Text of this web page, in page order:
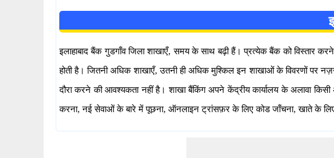
इलाहाबाद बैंक गुडगाँव जिला शाखाएँ, समय के साथ बढ़ी हैं। प्रत्येक बैंक को विस्तार
होती है। जितनी अधिक शाखाएँ, उतनी ही अधिक मुश्किल इन शाखाओं के विवरणों पर
दौरा करने की आवश्यकता नहीं है। शाखा बैंकिंग अपने केंद्रीय कार्यालय के अलावा
करना, नई सेवाओं के बारे में पूछना, ऑनलाइन ट्रांसफ़र के लिए कोड जाँचना, खाते के